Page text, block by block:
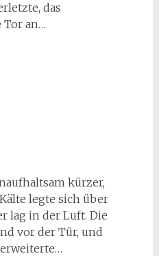
das
Tor an…
kürzer,
legte sich über
lag in der Luft. Die
vor der Tür, und